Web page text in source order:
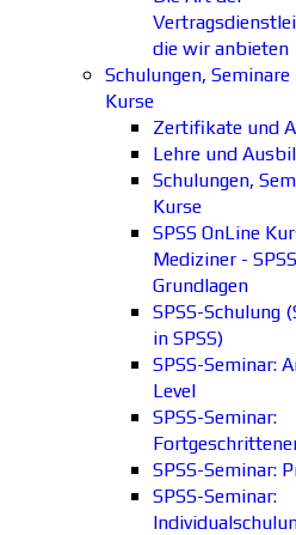
die wir anbieten
Schulungen, Seminare
Kurse
Zertifikate und
Lehre und
Schulungen,
Kurse
SPSS OnLine
Mediziner - SPSS
Grundlagen
SPSS-Schulung
in SPSS)
SPSS-Seminar:
Level
SPSS-Seminar:
SPSS-Seminar:
SPSS-Seminar: